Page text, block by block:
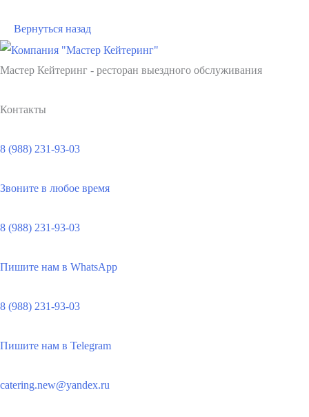
Вернуться назад
Мастер Кейтеринг - ресторан выездного обслуживания
Контакты
8 (988) 231-93-03
Звоните в любое время
8 (988) 231-93-03
Пишите нам в WhatsApp
8 (988) 231-93-03
Пишите нам в Telegram
catering.new@yandex.ru